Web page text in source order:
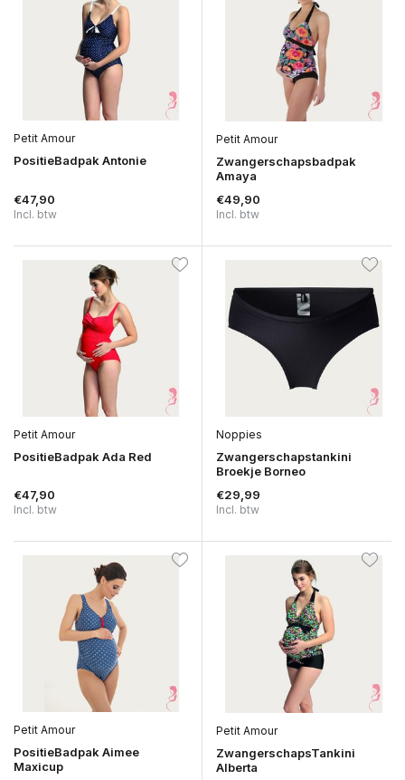
Petit Amour
PositieBadpak Antonie
€47,90
Incl. btw
Petit Amour
Zwangerschapsbadpak
Amaya
€49,90
Incl. btw
Petit Amour
PositieBadpak Ada Red
€47,90
Incl. btw
Noppies
Zwangerschapstankini
Broekje Borneo
€29,99
Incl. btw
Petit Amour
PositieBadpak Aimee
Maxicup
Petit Amour
ZwangerschapsTankini
Alberta